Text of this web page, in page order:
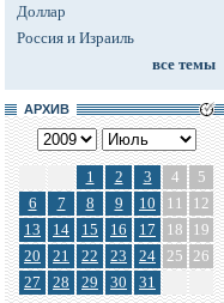
Доллар
Россия и Израиль
все темы
АРХИВ
1 2 3 4
5
6
7 8 9 10 11
12
13
14 15 16 17 18
19
20
21 22 23 24 25 26
27
28 29 30 31